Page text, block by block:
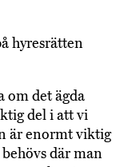
hyresrätten
om det ägda
del i att vi
är enormt viktig
där man